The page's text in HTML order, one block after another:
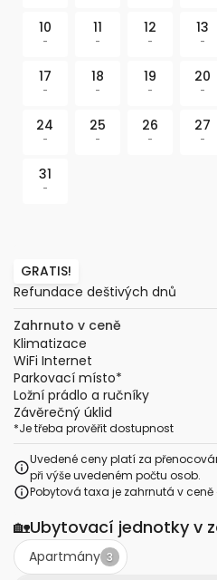
10
-
11
-
12
-
13
-
17
-
18
-
19
-
20
-
24
-
25
-
26
-
27
-
31
-
GRATIS!
Refundace deštivých dnů
Zahrnuto v ceně
Klimatizace
WiFi Internet
Parkovací místo*
Ložní prádlo a ručníky
Závěrečný úklid
*Je třeba prověřit dostupnost
Uvedené ceny platí za
při výše uvedeném počtu osob.
Pobytová taxa je zahrnutá v
🏡Ubytovací jednotky v
Apartmány 3